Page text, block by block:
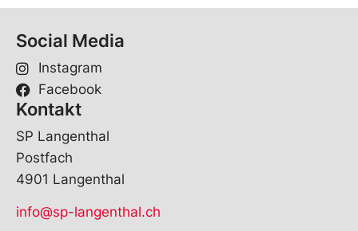
Social Media
Instagram
Facebook
Kontakt
SP Langenthal
Postfach
4901 Langenthal
info@sp-langenthal.ch